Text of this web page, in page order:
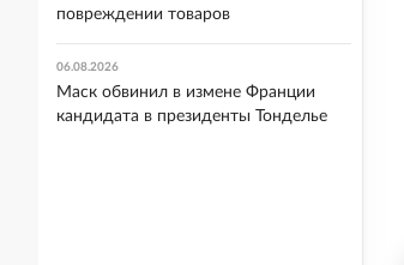
повреждении товаров
06.08.2026
Маск обвинил в измене Франции
кандидата в президенты Тонделье